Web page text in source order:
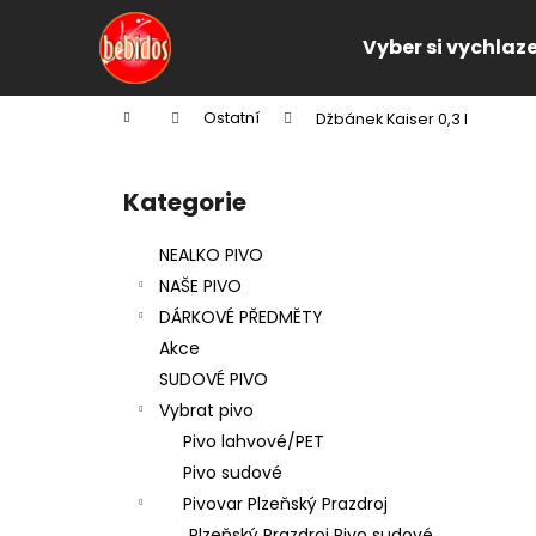
Vyber si
Domů Ostatní Džbánek Kaiser 0,3 l
Přeskočit
kategorie
Kategorie
NEALKO PIVO
NAŠE PIVO
DÁRKOVÉ PŘEDMĚTY
Akce
SUDOVÉ PIVO
Vybrat pivo
Pivo lahvové/PET
Pivo sudové
Pivovar Plzeňský Prazdroj
í
Zpět
do
Zpět
do